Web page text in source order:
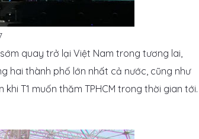
quay trở lại Việt Nam trong tương lai,
hai thành phố lớn nhất cả nước, cũng như
T1 muốn thăm TPHCM trong thời gian tới.